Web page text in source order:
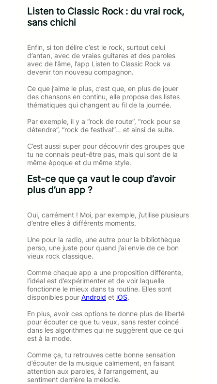
Listen to Classic Rock : du vrai rock,
sans chichi
Enfin, si ton délire c’est le rock, surtout celui
d’antan, avec de vraies guitares et des paroles
avec de l’âme, l’app Listen to Classic Rock va
devenir ton nouveau compagnon.
Ce que j’aime le plus, c’est que, en plus de jouer
des chansons en continu, elle propose des listes
thématiques qui changent au fil de la journée.
Par exemple, il y a “rock de route”, “rock pour se
détendre”, “rock de festival”… et ainsi de suite.
C’est aussi super pour découvrir des groupes que
tu ne connais peut-être pas, mais qui sont de la
même époque et du même style.
Est-ce que ça vaut le coup d’avoir
plus d’un app ?
Oui, carrément ! Moi, par exemple, j’utilise plusieurs
d’entre elles à différents moments.
Une pour la radio, une autre pour la bibliothèque
perso, une juste pour quand j’ai envie de ce bon
vieux rock classique.
Comme chaque app a une proposition différente,
l’idéal est d’expérimenter et de voir laquelle
fonctionne le mieux dans ta routine. Elles sont
disponibles pour Android et iOS.
En plus, avoir ces options te donne plus de liberté
pour écouter ce que tu veux, sans rester coincé
dans les algorithmes qui ne suggèrent que ce qui
est à la mode.
Comme ça, tu retrouves cette bonne sensation
d’écouter de la musique calmement, en faisant
attention aux paroles, à l’arrangement, au
sentiment derrière la mélodie.